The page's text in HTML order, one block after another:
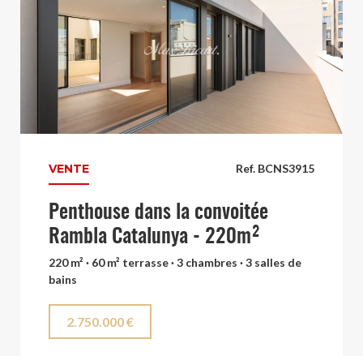
Ref. BCNS3915
VENTE
Penthouse dans la convoitée
Rambla Catalunya - 220m²
220 m² · 60 m² terrasse · 3 chambres · 3 salles de
bains
2.750.000 €